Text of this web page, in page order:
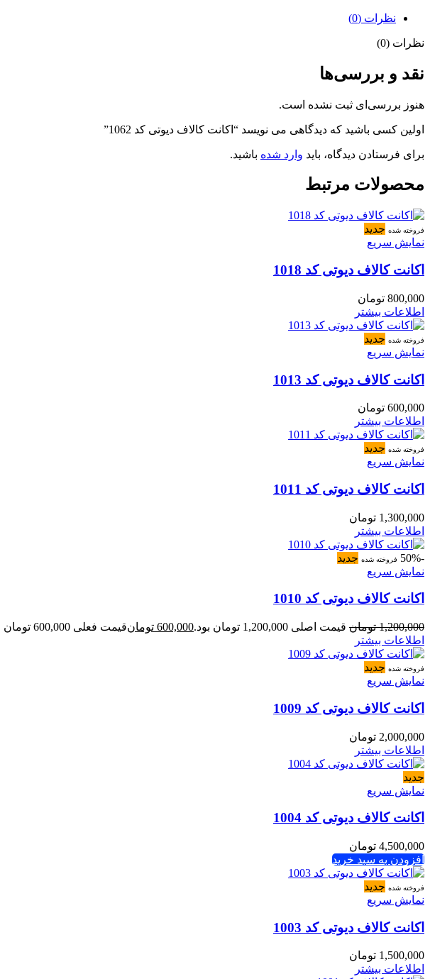
نظرات (0)
نظرات (0)
نقد و بررسی‌ها
هنوز بررسی‌ای ثبت نشده است.
اولین کسی باشید که دیدگاهی می نویسد “اکانت کالاف دیوتی کد 1062”
برای فرستادن دیدگاه، باید وارد شده باشید.
محصولات مرتبط
فروخته شده جدید
نمایش سریع
اکانت کالاف دیوتی کد 1018
800,000 تومان
اطلاعات بیشتر
فروخته شده جدید
نمایش سریع
اکانت کالاف دیوتی کد 1013
600,000 تومان
اطلاعات بیشتر
فروخته شده جدید
نمایش سریع
اکانت کالاف دیوتی کد 1011
1,300,000 تومان
اطلاعات بیشتر
-50% فروخته شده جدید
نمایش سریع
اکانت کالاف دیوتی کد 1010
1,200,000 تومان قیمت اصلی 1,200,000 تومان بود. 600,000 تومانقیمت فعلی 600,000 تومان است.
اطلاعات بیشتر
فروخته شده جدید
نمایش سریع
اکانت کالاف دیوتی کد 1009
2,000,000 تومان
اطلاعات بیشتر
جدید
نمایش سریع
اکانت کالاف دیوتی کد 1004
4,500,000 تومان
افزودن به سبد خرید
فروخته شده جدید
نمایش سریع
اکانت کالاف دیوتی کد 1003
1,500,000 تومان
اطلاعات بیشتر